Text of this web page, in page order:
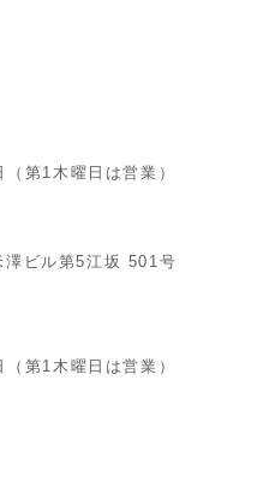
第1木曜日は営業）
ビル第5江坂 501号
第1木曜日は営業）